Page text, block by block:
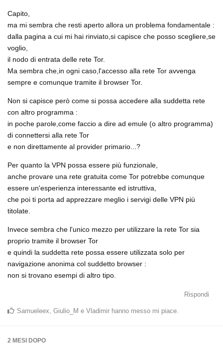
Capito,
ma mi sembra che resti aperto allora un problema fondamentale :
dalla pagina a cui mi hai rinviato,si capisce che posso scegliere,se
voglio,
il nodo di entrata delle rete Tor.
Ma sembra che,in ogni caso,l'accesso alla rete Tor avvenga
sempre e comunque tramite il browser Tor.
Non si capisce però come si possa accedere alla suddetta rete
con altro programma :
in poche parole,come faccio a dire ad emule (o altro programma)
di connettersi alla rete Tor
e non direttamente al provider primario...?
Per quanto la VPN possa essere più funzionale,
anche provare una rete gratuita come Tor potrebbe comunque
essere un'esperienza interessante ed istruttiva,
che poi ti porta ad apprezzare meglio i servigi delle VPN più
titolate.
Invece sembra che l'unico mezzo per utilizzare la rete Tor sia
proprio tramite il browser Tor
e quindi la suddetta rete possa essere utilizzata solo per
navigazione anonima col suddetto browser :
non si trovano esempi di altro tipo.
Rispondi
Samueleex, Giulio_M e Vladimir hanno messo mi piace.
2 MESI DOPO